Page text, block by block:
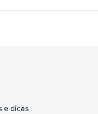
e dicas